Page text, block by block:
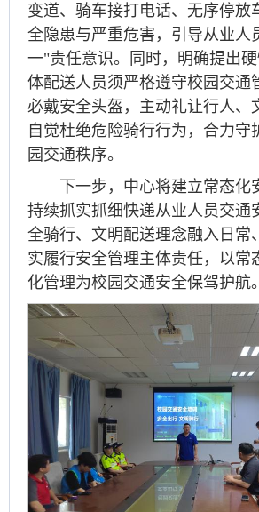
变道、骑车接打电话、无序停放
全隐患与严重危害，引导从业人
一"责任意识。同时，明确提出
体配送人员须严格遵守校园交通
必戴安全头盔，主动礼让行人、
自觉杜绝危险骑行行为，合力守
园交通秩序。
下一步，中心将建立常态化
持续抓实抓细快递从业人员交通
全骑行、文明配送理念融入日常
实履行安全管理主体责任，以常
化管理为校园交通安全保驾护航。